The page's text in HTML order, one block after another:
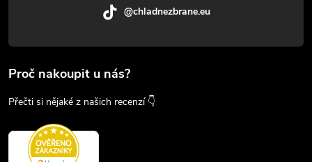
@chladnezbrane.eu
Proč nakoupit u nás?
Přečti si nějaké z našich recenzí 👇